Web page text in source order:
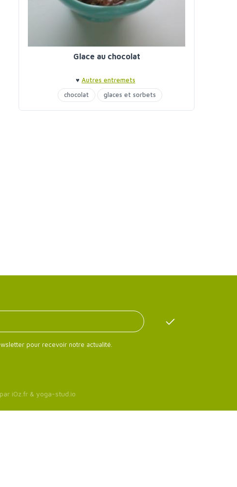
Glace au chocolat
♥ Autres entremets
chocolat
glaces et sorbets
pour recevoir notre actualité.
iOz.fr & yoga-stud.io